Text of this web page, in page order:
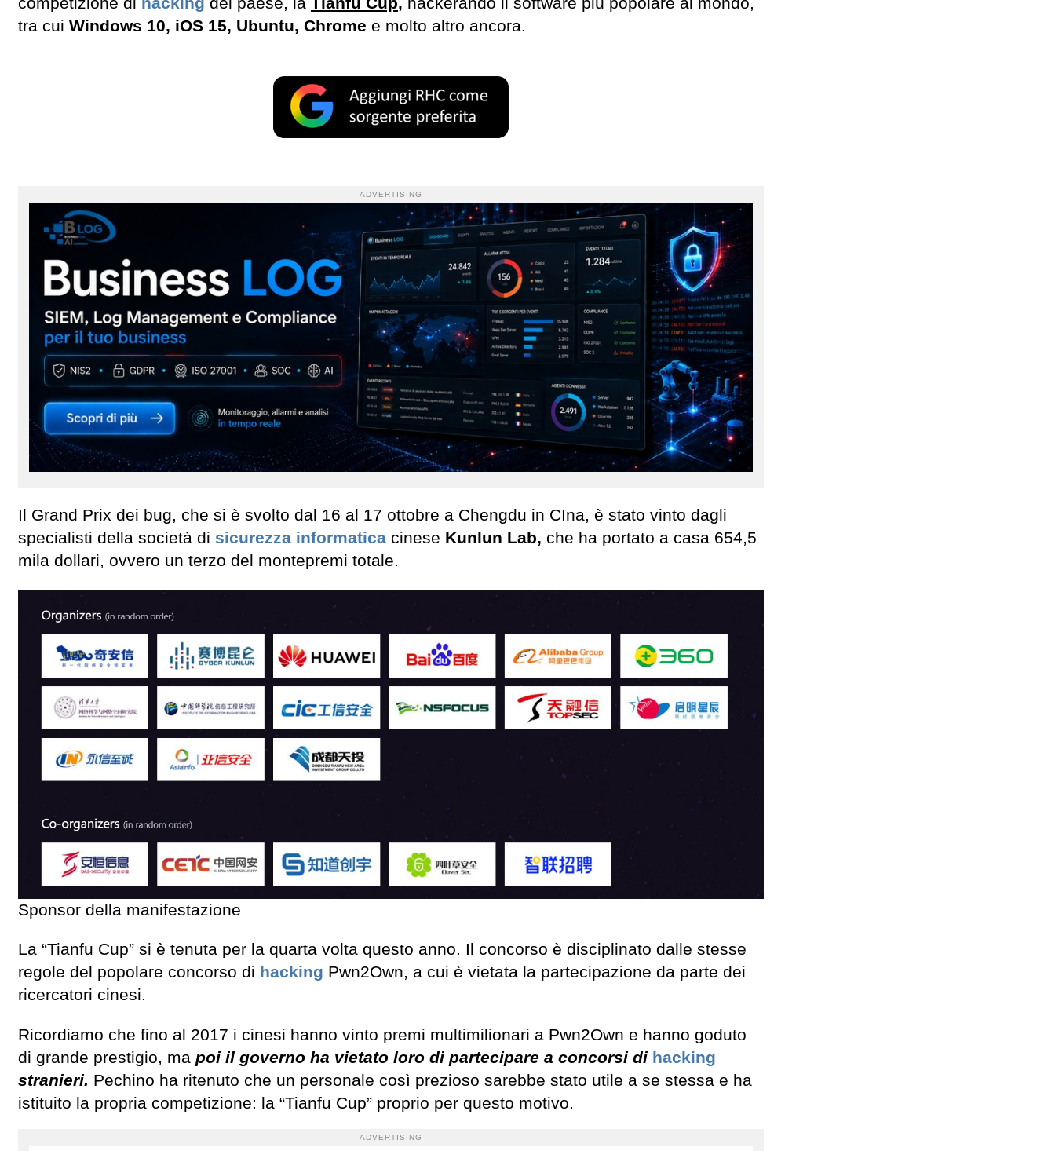
tra cui Windows 10, iOS 15, Ubuntu, Chrome e molto altro ancora.
ADVERTISING
Il Grand Prix dei bug, che si è svolto dal 16 al 17 ottobre a Chengdu in CIna, è stato vinto dagli
specialisti della società di sicurezza informatica cinese Kunlun Lab, che ha portato a casa 654,5
mila dollari, ovvero un terzo del montepremi totale.
Sponsor della manifestazione
La “Tianfu Cup” si è tenuta per la quarta volta questo anno. Il concorso è disciplinato dalle stesse
regole del popolare concorso di hacking Pwn2Own, a cui è vietata la partecipazione da parte dei
ricercatori cinesi.
Ricordiamo che fino al 2017 i cinesi hanno vinto premi multimilionari a Pwn2Own e hanno goduto
di grande prestigio, ma poi il governo ha vietato loro di partecipare a concorsi di hacking
stranieri. Pechino ha ritenuto che un personale così prezioso sarebbe stato utile a se stessa e ha
istituito la propria competizione: la “Tianfu Cup” proprio per questo motivo.
ADVERTISING